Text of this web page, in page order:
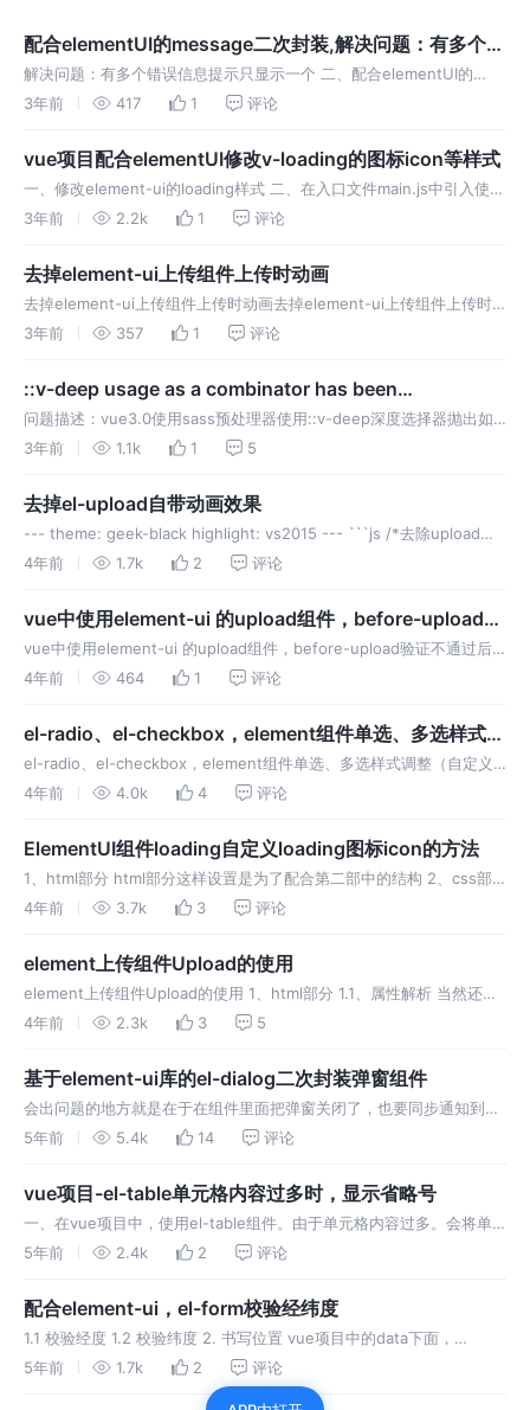
配合elementUI的message二次封装,解决问题：有多个错
误信息提示只显示一个
解决问题：有多个错误信息提示只显示一个 二、配合elementUI的
message二次封装 二、在入口文件main.js中引入使用,将封装好的函数
3年前 417 1 评论
vue项目配合elementUI修改v-loading的图标icon等样式
一、修改element-ui的loading样式 二、在入口文件main.js中引入使用
三、在vue文件中使用(直接写v-loading="loading"不会起作用) 四、配
3年前 2.2k 1 评论
去掉element-ui上传组件上传时动画
去掉element-ui上传组件上传时动画去掉element-ui上传组件上传时
动画去掉element-ui上传组件上传时动画
3年前 357 1 评论
::v-deep usage as a combinator has been
deprecated. Use :deep(＜inner-selector＞)警
问题描述：vue3.0使用sass预处理器使用::v-deep深度选择器抛出如
下警告 原因新的vue3.0 单文件规范::v-deep写法已经被废弃了 1、报
3年前 1.1k 1 5
去掉el-upload自带动画效果
--- theme: geek-black highlight: vs2015 --- ```js /*去除upload组
件过渡效果*/ ::v-deep .el-upload-list__item
4年前 1.7k 2 评论
vue中使用element-ui 的upload组件，before-upload验
证不通过后为什么会触发了on-remove的执行？
vue中使用element-ui 的upload组件，before-upload验证不通过后
为什么会触发了on-remove的执行？
4年前 464 1 评论
el-radio、el-checkbox，element组件单选、多选样式调
整（自定义样式）
el-radio、el-checkbox，element组件单选、多选样式调整（自定义
样式） 1、单选按钮 2、复选框
4年前 4.0k 4 评论
ElementUI组件loading自定义loading图标icon的方法
1、html部分 html部分这样设置是为了配合第二部中的结构 2、css部
分 考虑到自定义icon图标的引入路径问题，可以将如下css单独写到一
4年前 3.7k 3 评论
element上传组件Upload的使用
element上传组件Upload的使用 1、html部分 1.1、属性解析 当然还有
一些常用其他的属性没用到（更多可以去el官网）。如： 默认值：text
4年前 2.3k 3 5
基于element-ui库的el-dialog二次封装弹窗组件
会出问题的地方就是在于在组件里面把弹窗关闭了，也要同步通知到父
组件。 这里用.sync修饰符可以很方便的做到。具体看代码了 原文链
5年前 5.4k 14 评论
vue项目-el-table单元格内容过多时，显示省略号
一、在vue项目中，使用el-table组件。由于单元格内容过多。会将单
元格撑大。如图： 二、解决方法（三种） 1. 第一种方案 在el-table上
5年前 2.4k 2 评论
配合element-ui，el-form校验经纬度
1.1 校验经度 1.2 校验纬度 2. 书写位置 vue项目中的data下面，
return{}的上方。如图： 3. 配合element-ui中的form表单rules验证一
5年前 1.7k 2 评论